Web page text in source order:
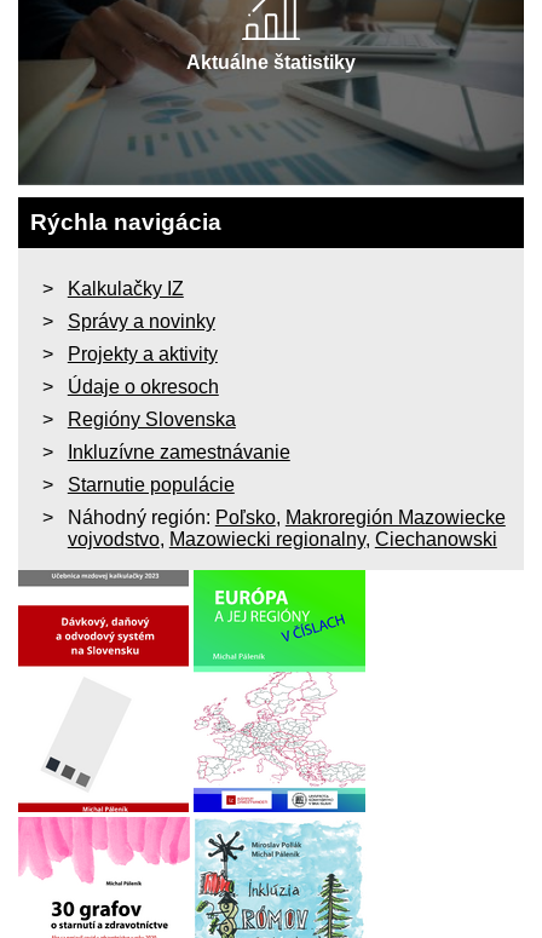
Aktuálne štatistiky
Rýchla navigácia
Kalkulačky IZ
Správy a novinky
Projekty a aktivity
Údaje o okresoch
Regióny Slovenska
Inkluzívne zamestnávanie
Starnutie populácie
Náhodný región: Poľsko, Makroregión Mazowiecke
vojvodstvo, Mazowiecki regionalny, Ciechanowski